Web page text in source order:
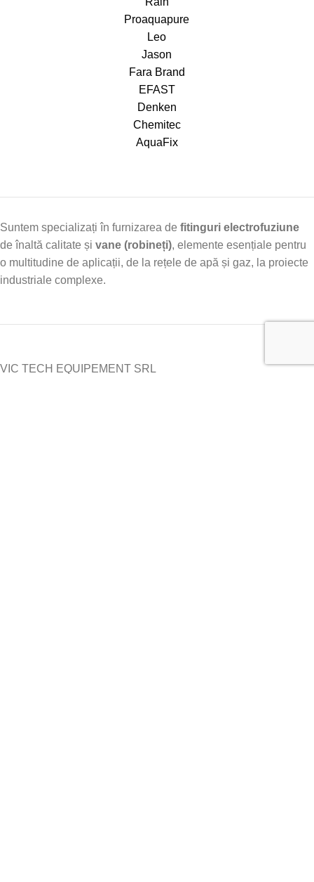
Proaquapure
Leo
Jason
Fara Brand
EFAST
Denken
Chemitec
AquaFix
Suntem specializați în furnizarea de fitinguri electrofuziune
de înaltă calitate și vane (robineți), elemente esențiale pentru
o multitudine de aplicații, de la rețele de apă și gaz, la proiecte
industriale complexe.
VIC TECH EQUIPEMENT SRL